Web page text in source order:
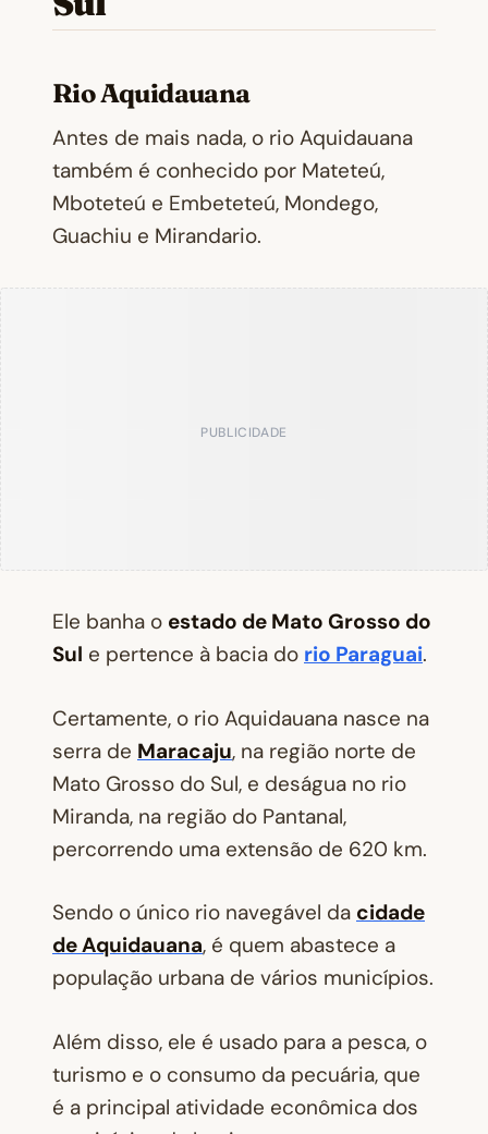
Rio Aquidauana
Antes de mais nada, o rio Aquidauana
também é conhecido por Mateteú,
Mboteteú e Embeteteú, Mondego,
Guachiu e Mirandario.
PUBLICIDADE
Ele banha o estado de Mato Grosso do
Sul e pertence à bacia do rio Paraguai.
Certamente, o rio Aquidauana nasce na
serra de Maracaju, na região norte de
Mato Grosso do Sul, e deságua no rio
Miranda, na região do Pantanal,
percorrendo uma extensão de 620 km.
Sendo o único rio navegável da cidade
de Aquidauana, é quem abastece a
população urbana de vários municípios.
Além disso, ele é usado para a pesca, o
turismo e o consumo da pecuária, que
é a principal atividade econômica dos